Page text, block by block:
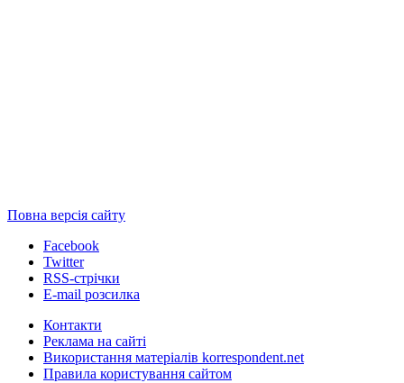
Повна версія сайту
Facebook
Twitter
RSS-стрічки
E-mail розсилка
Контакти
Реклама на сайті
Використання матеріалів korrespondent.net
Правила користування сайтом